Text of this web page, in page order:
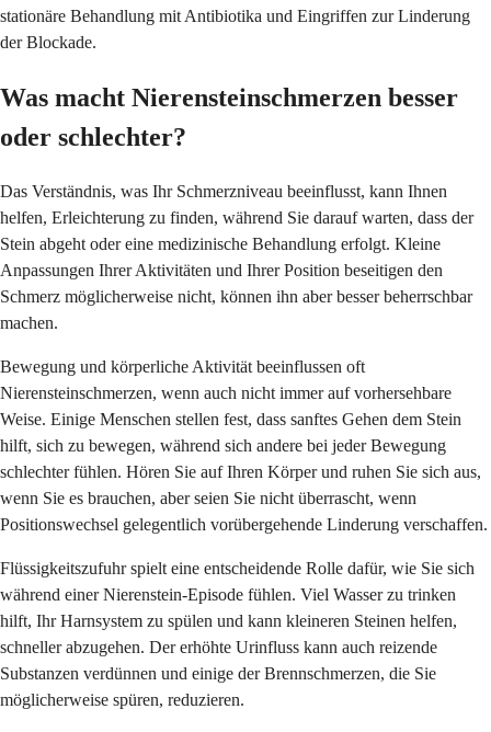
stationäre Behandlung mit Antibiotika und Eingriffen zur Linderung
der Blockade.
Was macht Nierensteinschmerzen besser
oder schlechter?
Das Verständnis, was Ihr Schmerzniveau beeinflusst, kann Ihnen
helfen, Erleichterung zu finden, während Sie darauf warten, dass der
Stein abgeht oder eine medizinische Behandlung erfolgt. Kleine
Anpassungen Ihrer Aktivitäten und Ihrer Position beseitigen den
Schmerz möglicherweise nicht, können ihn aber besser beherrschbar
machen.
Bewegung und körperliche Aktivität beeinflussen oft
Nierensteinschmerzen, wenn auch nicht immer auf vorhersehbare
Weise. Einige Menschen stellen fest, dass sanftes Gehen dem Stein
hilft, sich zu bewegen, während sich andere bei jeder Bewegung
schlechter fühlen. Hören Sie auf Ihren Körper und ruhen Sie sich aus,
wenn Sie es brauchen, aber seien Sie nicht überrascht, wenn
Positionswechsel gelegentlich vorübergehende Linderung verschaffen.
Flüssigkeitszufuhr spielt eine entscheidende Rolle dafür, wie Sie sich
während einer Nierenstein-Episode fühlen. Viel Wasser zu trinken
hilft, Ihr Harnsystem zu spülen und kann kleineren Steinen helfen,
schneller abzugehen. Der erhöhte Urinfluss kann auch reizende
Substanzen verdünnen und einige der Brennschmerzen, die Sie
möglicherweise spüren, reduzieren.